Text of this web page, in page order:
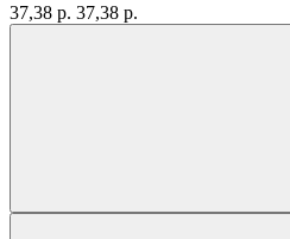
37,38 р. 37,38 р.